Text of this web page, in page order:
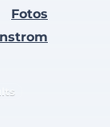
Fotos